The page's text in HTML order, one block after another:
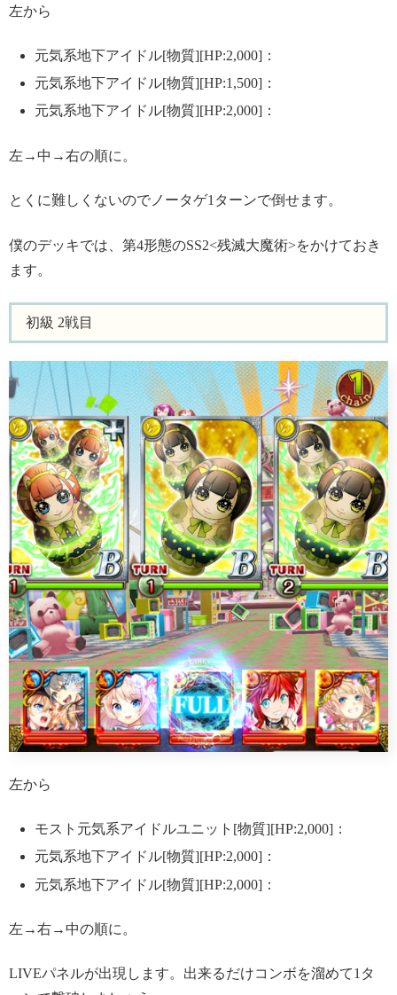
左から
元気系地下アイドル[物質][HP:2,000]：
元気系地下アイドル[物質][HP:1,500]：
元気系地下アイドル[物質][HP:2,000]：
左→中→右の順に。
とくに難しくないのでノータゲ1ターンで倒せます。
僕のデッキでは、第4形態のSS2<残滅大魔術>をかけておき
ます。
初級 2戦目
左から
モスト元気系アイドルユニット[物質][HP:2,000]：
元気系地下アイドル[物質][HP:2,000]：
元気系地下アイドル[物質][HP:2,000]：
左→右→中の順に。
LIVEパネルが出現します。出来るだけコンボを溜めて1タ